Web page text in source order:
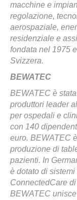
macchine e
regolazione,
aerospaziale,
residenziale e
fondata nel 1975
Svizzera.
BEWATEC
BEWATEC è
produttori leader
per ospedali e
con 140
euro. BEWATEC
produzione di
pazienti. In
è dotato di
ConnectedCare
BEWATEC